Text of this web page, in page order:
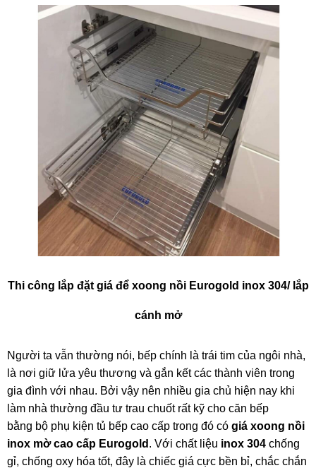
Thi công lắp đặt giá để xoong nồi Eurogold inox 304/ lắp
cánh mở
Người ta vẫn thường nói, bếp chính là trái tim của ngôi nhà,
là nơi giữ lửa yêu thương và gắn kết các thành viên trong
gia đình với nhau. Bởi vậy nên nhiều gia chủ hiện nay khi
làm nhà thường đầu tư trau chuốt rất kỹ cho căn bếp
bằng bộ phụ kiện tủ bếp cao cấp trong đó có giá xoong nồi
inox mờ cao cấp Eurogold . Với chất liệu inox 304 chống
gỉ, chống oxy hóa tốt, đây là chiếc giá cực bền bỉ, chắc chắn